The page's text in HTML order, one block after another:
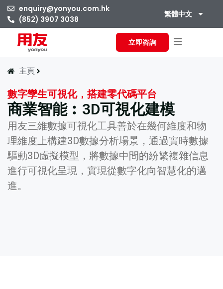
enquiry@yonyou.com.hk
(852) 3907 3038
繁體中文
立即咨詢
主頁
數字孿生可視化，搭建零代碼平台
商業智能︰3D可視化建模
用友三維數據可視化工具善於在幾何維度和物
理維度上構建3D數據分析場景，通過實時數據
驅動3D虛擬模型，將數據中間的紛繁複雜信息
進行可視化呈現，實現從數字化向智慧化的邁
進。